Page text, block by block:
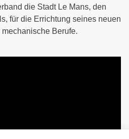
die Stadt Le Mans, den
für die Errichtung seines neuen
Berufe.